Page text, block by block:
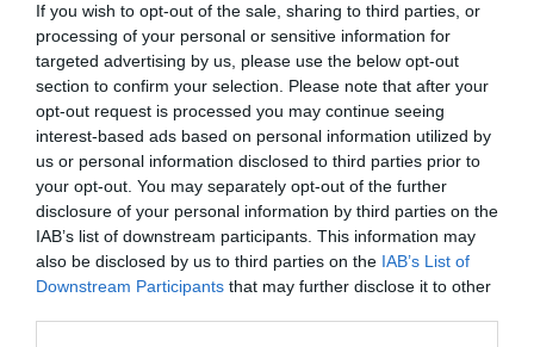
If you wish to opt-out of the sale, sharing to third parties, or
processing of your personal or sensitive information for
targeted advertising by us, please use the below opt-out
section to confirm your selection. Please note that after your
opt-out request is processed you may continue seeing
interest-based ads based on personal information utilized by
us or personal information disclosed to third parties prior to
your opt-out. You may separately opt-out of the further
disclosure of your personal information by third parties on the
IAB’s list of downstream participants. This information may
also be disclosed by us to third parties on the IAB’s List of
Downstream Participants that may further disclose it to other